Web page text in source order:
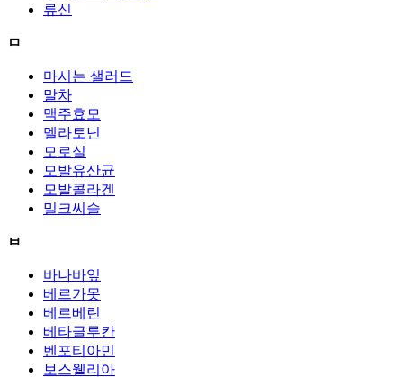
류신
ㅁ
마시는 샐러드
말차
맥주효모
멜라토닌
모로실
모발유산균
모발콜라겐
밀크씨슬
ㅂ
바나바잎
베르가못
베르베린
베타글루칸
벤포티아민
보스웰리아